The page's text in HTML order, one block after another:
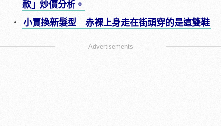
款」炒價分析。
小賈換新髮型 赤裸上身走在街頭穿的是這雙鞋
Advertisements